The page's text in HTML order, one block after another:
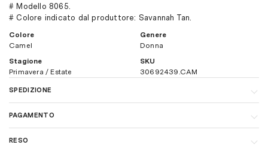
# Modello 8065.
# Colore indicato dal produttore: Savannah Tan.
Colore
Camel
Genere
Donna
Stagione
Primavera / Estate
SKU
30692439.CAM
SPEDIZIONE
tempi di consegna sono di 1-3 giorni lavorativi. Per maggiori
dettagli sui costi di spedizioneclicca qui.
PAGAMENTO
acquisto consigliamo il pagamento con carta di credito (è
RESO